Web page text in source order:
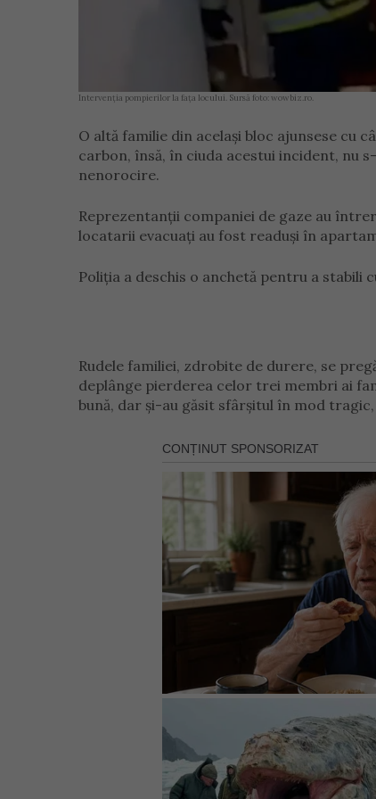
Intervenția pompierilor la fața locului. Sursă foto: wowbiz.ro.
O altă familie din același bloc ajunsese cu
carbon, însă, în ciuda acestui incident, nu
nenorocire.
Reprezentanții companiei de gaze au
locatarii evacuați au fost readuși în
Poliția a deschis o anchetă pentru a stabili
Rudele familiei, zdrobite de durere, se
deplânge pierderea celor trei membri ai
bună, dar și-au găsit sfârșitul în mod